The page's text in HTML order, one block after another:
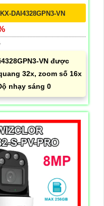
DAI4328GPN3-VN
VN được
32x, zoom số 16x
nhạy sáng 0